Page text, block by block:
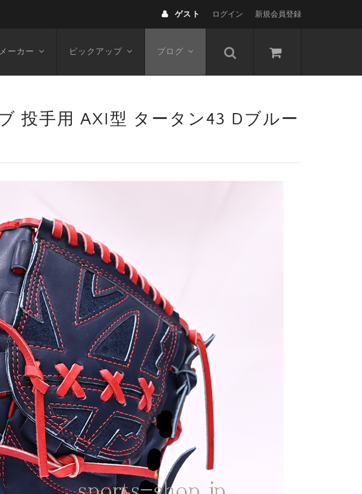
ゲスト ログイン 新規会員登録
メーカー ピックアップ ブログ
投手用 AXI型 タータン43 Dブルー